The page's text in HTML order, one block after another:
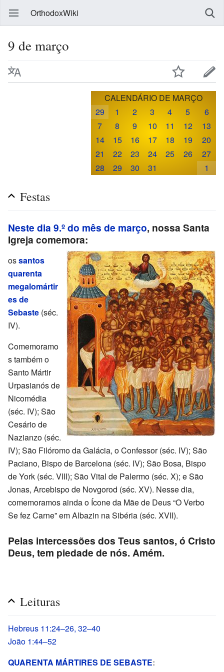
OrthodoxWiki
9 de março
CALENDÁRIO DE MARÇO
29
1 2 3 4 5
6
7
8 9 10 11 12
13
14
15 16 17 18 19
20
21
22 23 24 25 26
27
28
29 30 31 1
Festas
Neste dia 9.º do mês de março, nossa Santa
Igreja comemora:
ossantos
quarenta
megalomártir
es de
Sebaste (séc.
IV).
Comemoramo
s também o
Santo Mártir
Urpasianós de
Nicomédia
(séc. IV); São
Cesário de
Nazianzo (séc.
IV); São Filóromo da Galácia, o Confessor (séc. IV); São
Paciano, Bispo de Barcelona (séc. IV); São Bosa, Bispo
de York (séc. VIII); São Vital de Palermo (séc. X); e São
Jonas, Arcebispo de Novgorod (séc. XV). Nesse dia,
comemoramos ainda o Ícone da Mãe de Deus “O Verbo
Se fez Carne” em Albazin na Sibéria (séc. XVII).
Pelas intercessões dos Teus santos, ó Cristo
Deus, tem piedade de nós. Amém.
Leituras
Hebreus 11:24–26, 32–40
João 1:44–52
QUARENTA MÁRTIRES DE SEBASTE: